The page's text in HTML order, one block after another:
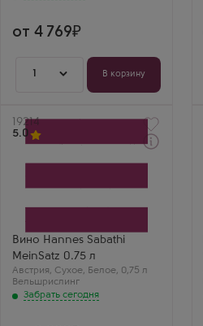
от 4 769
1 В корзину
Артикул
19214
5.0
Вино Hannes Sabathi
MeinSatz 0.75 л
Австрия, Сухое, Белое, 0,75 л
Вельшрислинг
Забрать сегодня
Производитель
Страна
Австрия
Регион
Южная Штирия
Игорь
Идеально подходит